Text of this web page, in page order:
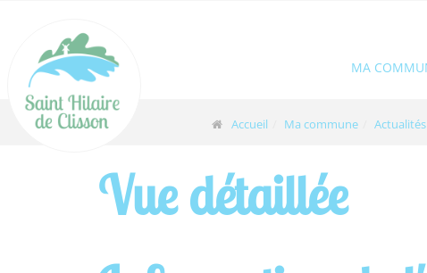
MA
Accueil Ma commune Actualités
Vue détaillée